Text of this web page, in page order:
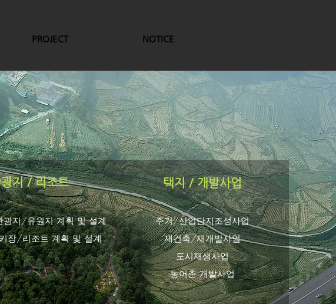
PROJECT NOTICE
지 / 리조트
지/유원지 계획 및 설계
장/리조트 계획 및 설계
택지 / 개발사업
주거/산업단지조성사업
재건축/재개발사업
도시재생사업
​농어촌 개발사업